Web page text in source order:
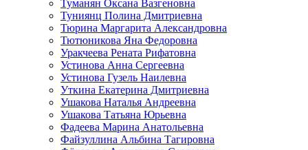
Туманян Оксана Вазгеновна
Туниянц Полина Дмитриевна
Тюрина Маргарита Александровна
Тютюникова Яна Федоровна
Уракчеева Рената Рифатовна
Устинова Анна Сергеевна
Устинова Гузель Наилевна
Уткина Екатерина Дмитриевна
Ушакова Наталья Андреевна
Ушакова Татьяна Юрьевна
Фадеева Марина Анатольевна
Файзуллина Альбина Тагировна